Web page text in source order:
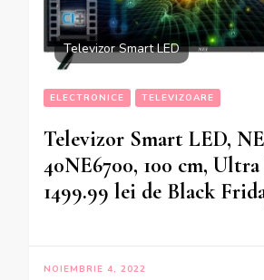
Televizor Smart LED
ELECTRONICE TELEVIZOARE
Televizor Smart LED,
40NE6700, 100 cm,
1499.99 lei de Black
NOIEMBRIE 4, 2022